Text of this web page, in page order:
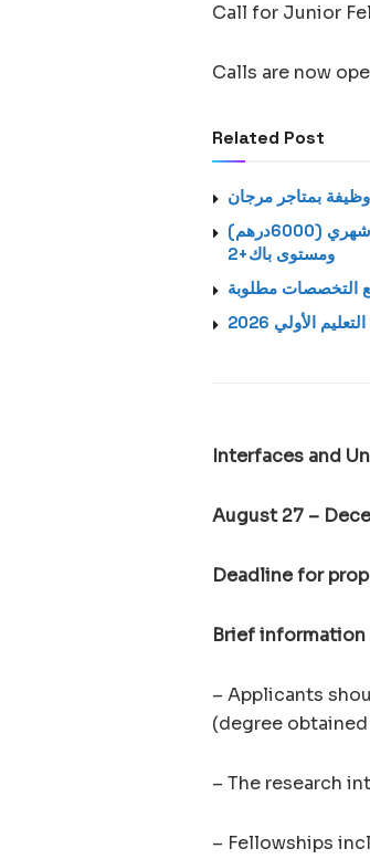
Call for Junior
Calls are now
Related Post
استمارة الترشيح الرسمية لتوظيف بالشركة اتصالات المغرب 2026 براتب شهري (6000درهم)
ومستوى باك+2
التخصصات مطلوبة
الأولي 2026
Interfaces and
August 27 –
Deadline for
Brief information
– Applicants
(degree
– The research
– Fellowships